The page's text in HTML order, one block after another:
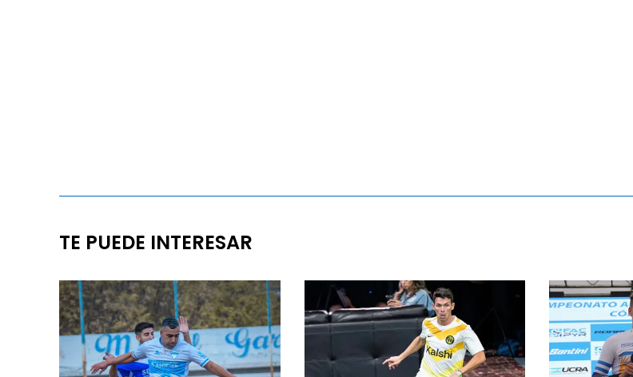
TE PUEDE INTERESAR